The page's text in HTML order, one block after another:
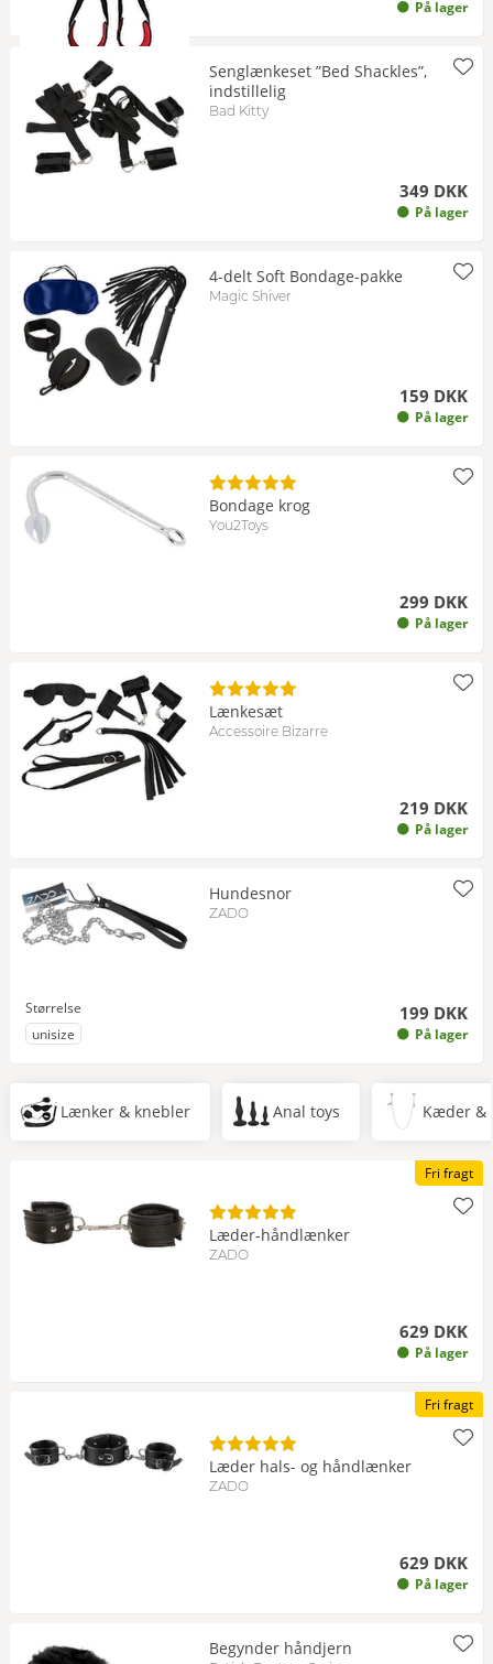
På lager
Senglænkeset ”Bed Shackles”,
indstillelig
Bad Kitty
349 DKK
På lager
4-delt Soft Bondage-pakke
Magic Shiver
159 DKK
På lager
Bondage krog
You2Toys
299 DKK
På lager
Lænkesæt
Accessoire Bizarre
219 DKK
På lager
Hundesnor
ZADO
199 DKK
På lager
Størrelse
til Størrelse
unisize
Lænker & knebler Anal toys Kæder &
Fri fragt
Læder-håndlænker
ZADO
629 DKK
På lager
Fri fragt
Læder hals- og håndlænker
ZADO
629 DKK
På lager
Begynder håndjern